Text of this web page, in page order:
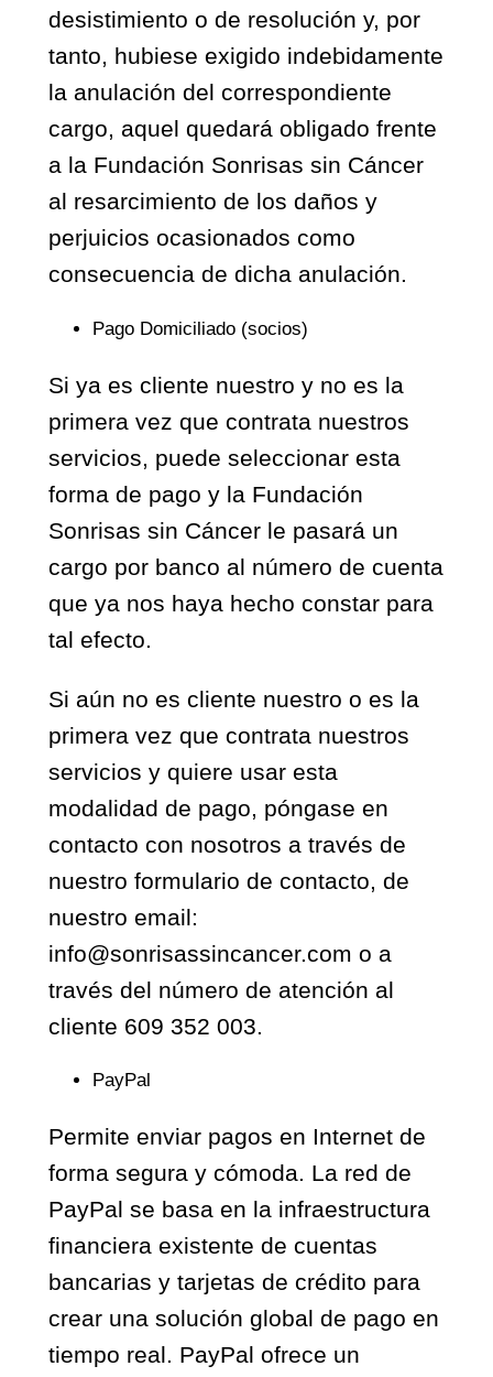
desistimiento o de resolución y, por
tanto, hubiese exigido indebidamente
la anulación del correspondiente
cargo, aquel quedará obligado frente
a la Fundación Sonrisas sin Cáncer
al resarcimiento de los daños y
perjuicios ocasionados como
consecuencia de dicha anulación.
Pago Domiciliado (socios)
Si ya es cliente nuestro y no es la
primera vez que contrata nuestros
servicios, puede seleccionar esta
forma de pago y la Fundación
Sonrisas sin Cáncer le pasará un
cargo por banco al número de cuenta
que ya nos haya hecho constar para
tal efecto.
Si aún no es cliente nuestro o es la
primera vez que contrata nuestros
servicios y quiere usar esta
modalidad de pago, póngase en
contacto con nosotros a través de
nuestro formulario de contacto, de
nuestro email:
info@sonrisassincancer.com o a
través del número de atención al
cliente 609 352 003.
PayPal
Permite enviar pagos en Internet de
forma segura y cómoda. La red de
PayPal se basa en la infraestructura
financiera existente de cuentas
bancarias y tarjetas de crédito para
crear una solución global de pago en
tiempo real. PayPal ofrece un